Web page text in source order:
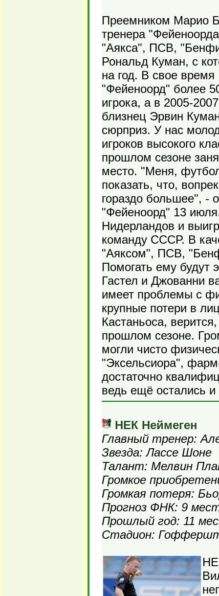
Преемником Марио
тренера
"Аякса", ПСВ,
Рональд Куман, с
на год. В свое
"Фейеноорд" более
игрока, а в 2005-
близнец Эрвин
сюрприз. У нас
игроков высокого
прошлом сезоне
место. "Меня,
показать, что,
гораздо большее", -
"Фейеноорд" 13
Нидерландов и
команду СССР. В
"Аяксом", ПСВ,
Помогать ему будут
Гастел и Джованни
имеет проблемы с
крупные потери в
Кастаньоса,
прошлом сезоне.
могли чисто
"Эксельсиора",
достаточно
ведь ещё остались
НЕК Неймеген
Главный тренер:
Звезда: Лассе Шоне
Талант: Мелвин
Громкое
Громкая потеря:
Прогноз ФНК: 9
Прошлый год: 11
Стадион: